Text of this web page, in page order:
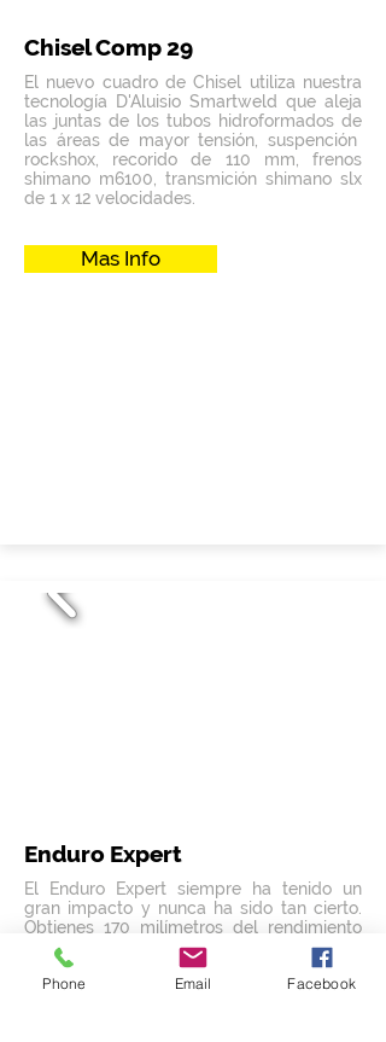
Chisel Comp 29
El nuevo cuadro de Chisel utiliza nuestra
tecnología D'Aluisio Smartweld que aleja
las juntas de los tubos hidroformados de
las áreas de mayor tensión, suspención
rockshox, recorido de 110 mm, frenos
shimano m6100, transmición shimano slx
de 1 x 12 velocidades.
Mas Info
Enduro Expert
El Enduro Expert siempre ha tenido un
gran impacto y nunca ha sido tan cierto.
Obtienes 170 milímetros del rendimiento
cuesta abajo más capaz que gana
elevación con sorprendente facilidad.
Completa suspensión FOX, potentes
Phone Email Facebook